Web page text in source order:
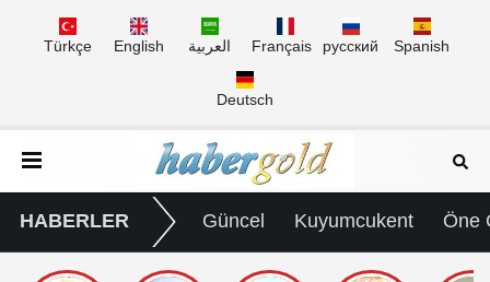
Türkçe English العربية Français русский Spanish
Deutsch
HABERLER Güncel Kuyumcukent Öne